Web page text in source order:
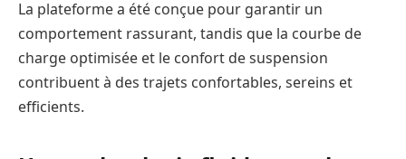
La plateforme a été conçue pour garantir un
comportement rassurant, tandis que la courbe de
charge optimisée et le confort de suspension
contribuent à des trajets confortables, sereins et
efficients.